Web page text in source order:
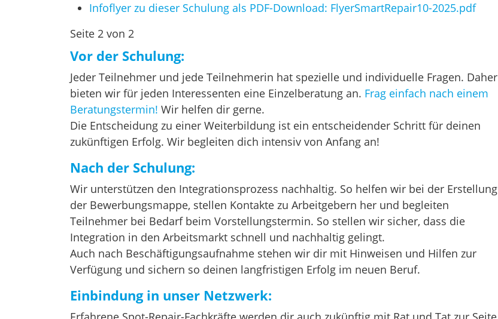
Infoflyer zu dieser Schulung als PDF-Download: FlyerSmartRepair10-2025.pdf
Seite 2 von 2
Vor der Schulung:
Jeder Teilnehmer und jede Teilnehmerin hat spezielle und individuelle Fragen. Daher
bieten wir für jeden Interessenten eine Einzelberatung an. Frag einfach nach einem
Beratungstermin! Wir helfen dir gerne.
Die Entscheidung zu einer Weiterbildung ist ein entscheidender Schritt für deinen
zukünftigen Erfolg. Wir begleiten dich intensiv von Anfang an!
Nach der Schulung:
Wir unterstützen den Integrationsprozess nachhaltig. So helfen wir bei der Erstellung
der Bewerbungsmappe, stellen Kontakte zu Arbeitgebern her und begleiten
Teilnehmer bei Bedarf beim Vorstellungstermin. So stellen wir sicher, dass die
Integration in den Arbeitsmarkt schnell und nachhaltig gelingt.
Auch nach Beschäftigungsaufnahme stehen wir dir mit Hinweisen und Hilfen zur
Verfügung und sichern so deinen langfristigen Erfolg im neuen Beruf.
Einbindung in unser Netzwerk: